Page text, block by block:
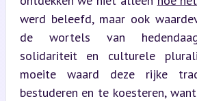
werd beleefd, maar ook
de wortels van
solidariteit en culturele
moeite waard deze rijke
bestuderen en te koesteren,